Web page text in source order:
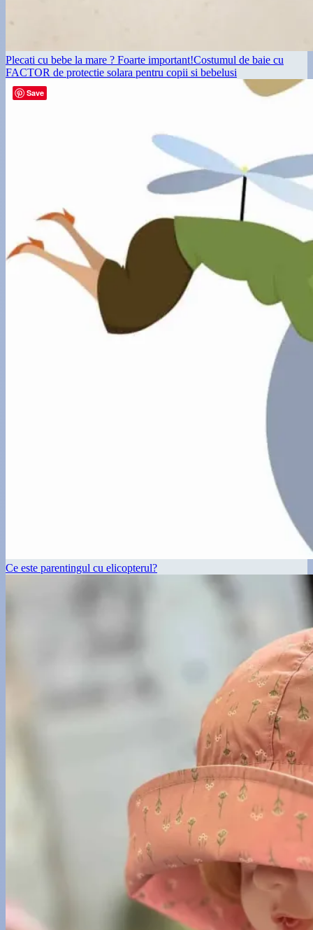
Plecati cu bebe la mare ? Foarte important!Costumul de baie cu
FACTOR de protectie solara pentru copii si bebelusi
Ce este parentingul cu elicopterul?
Save